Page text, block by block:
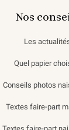
Nos
Les
Quel papier
Conseils photos
Textes faire-part